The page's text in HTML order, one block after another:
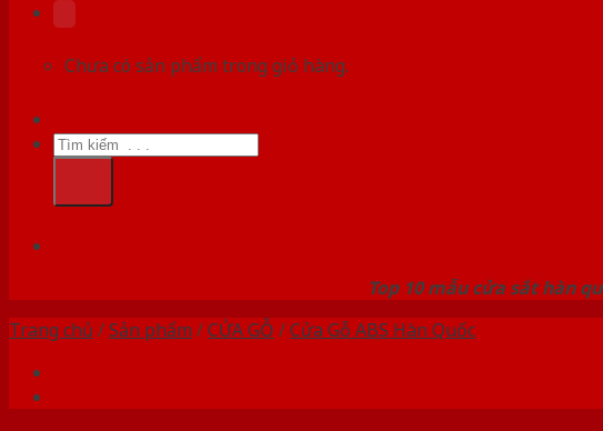
Chưa có sản phẩm trong giỏ hàng.
Tìm
kiếm:
Top 10 mẫu cửa sắt hàn
Trang chủ /Sản phẩm /CỬA GỖ /Cửa Gỗ ABS Hàn Quốc